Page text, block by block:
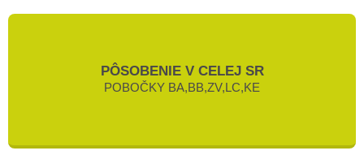
PÔSOBENIE V CELEJ SR
POBOČKY BA,BB,ZV,LC,KE